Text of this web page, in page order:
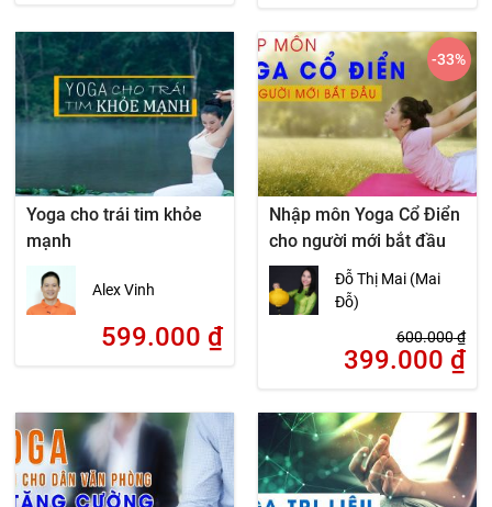
Yoga cho trái tim khỏe
mạnh
Alex Vinh
599.000 ₫
Nhập môn Yoga Cổ Điển
cho người mới bắt đầu
Đỗ Thị Mai (Mai
Đỗ)
600.000₫
399.000 ₫
-33%